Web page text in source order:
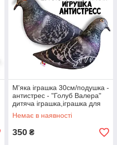
М'яка іграшка 30см/подушка -
антистрес - "Голуб Валера"
дитяча іграшка,іграшка для
дітей,іграшка птах
Немає в наявності
350 ₴